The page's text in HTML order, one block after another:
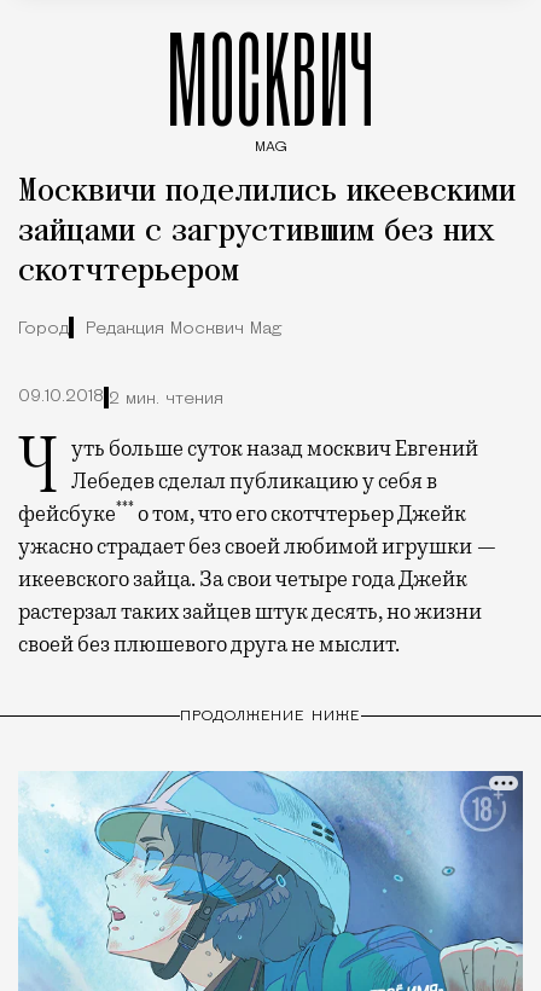
МОСКВИЧ
MAG
Москвичи поделились икеевскими
зайцами с загрустившим без них
скотчтерьером
Город Редакция Москвич Mag
09.10.2018 2 мин. чтения
Чуть больше суток назад москвич Евгений Лебедев сделал публикацию у себя в
фейсбуке***о том, что его скотчтерьер Джейк
ужасно страдает без своей любимой игрушки —
икеевского зайца. За свои четыре года Джейк
растерзал таких зайцев штук десять, но жизни
своей без плюшевого друга не мыслит.
ПРОДОЛЖЕНИЕ НИЖЕ